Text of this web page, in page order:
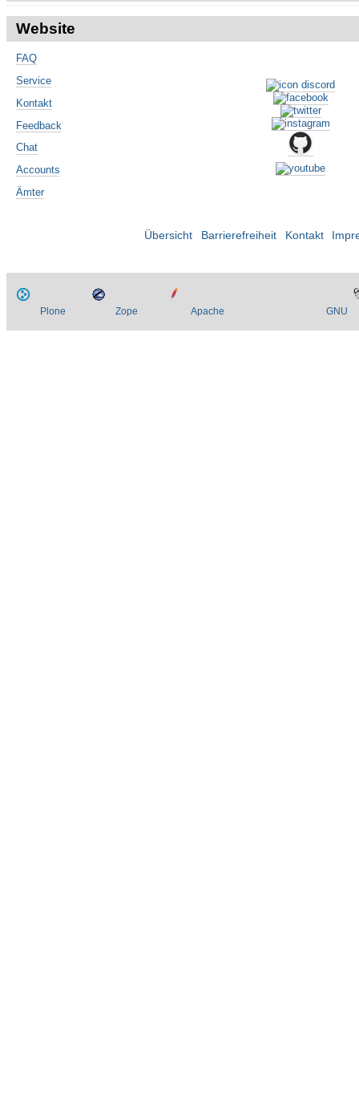
Website
FAQ
Service
Kontakt
Feedback
Chat
Accounts
Ämter
Übersicht Barrierefreiheit Kontakt
Plone Zope Apache GNU